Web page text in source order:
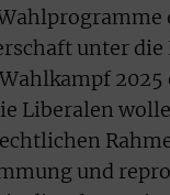
unter die
Liberalen
und